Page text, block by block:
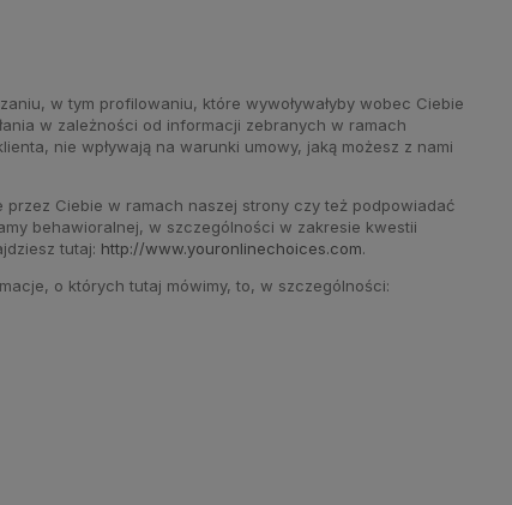
w tym profilowaniu, które wywoływałyby wobec Ciebie
w zależności od informacji zebranych w ramach
nie wpływają na warunki umowy, jaką możesz z nami
Ciebie w ramach naszej strony czy też podpowiadać
behawioralnej, w szczególności w zakresie kwestii
tutaj: http://www.youronlinechoices.com.
o których tutaj mówimy, to, w szczególności: